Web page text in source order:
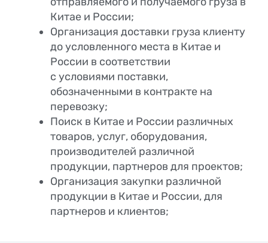
Китае и России;
Организация доставки груза клиенту
до условленного места в Китае и
России в соответствии
с условиями поставки,
обозначенными в контракте на
перевозку;
Поиск в Китае и России различных
товаров, услуг, оборудования,
производителей различной
продукции, партнеров для проектов;
Организация закупки различной
продукции в Китае и России, для
партнеров и клиентов;